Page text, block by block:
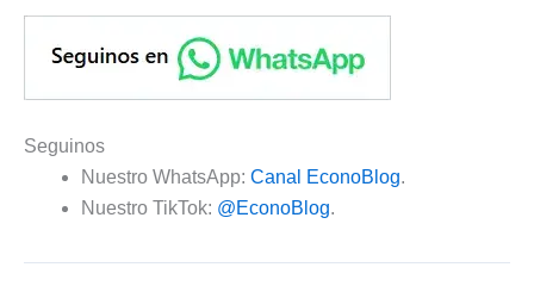
Seguinos
Nuestro WhatsApp: Canal EconoBlog.
Nuestro TikTok: @EconoBlog.